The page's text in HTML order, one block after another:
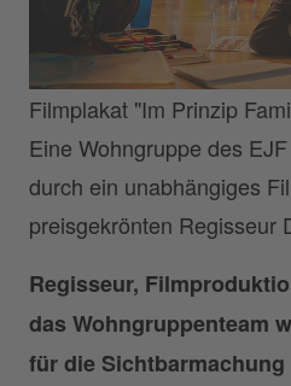
Filmplakat "Im Prinzip
Eine Wohngruppe des
durch ein unabhängiges
preisgekrönten Regisseur
Regisseur,
das Wohngruppenteam
für die